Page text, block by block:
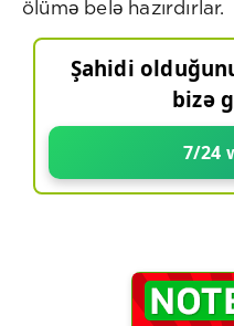
ölümə belə hazırdırlar.
Şahidi
bizə
7/24